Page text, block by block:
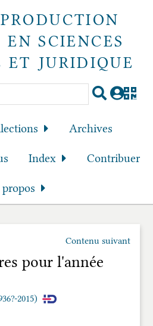
SCIENCES
ET JURIDIQUE
Archives
Index Contribuer
propos
Contenu suivant
pour l'année
2015)